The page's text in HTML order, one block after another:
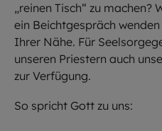
„reinen Tisch“ zu machen?
ein Beichtgespräch
Ihrer Nähe. Für
unseren Priestern auch
zur Verfügung.
So spricht Gott zu uns: